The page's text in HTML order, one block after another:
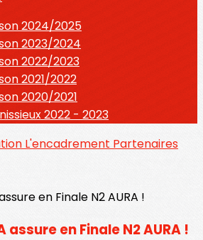
2024/2025
2023/2024
2022/2023
2021/2022
2020/2021
2022 - 2023
L'encadrement Partenaires
assure en Finale N2 AURA !